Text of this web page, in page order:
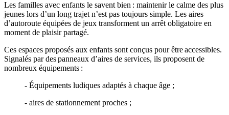
Les familles avec enfants le savent bien : maintenir le calme des plus
jeunes lors d’un long trajet n’est pas toujours simple. Les aires
d’autoroute équipées de jeux transforment un arrêt obligatoire en
moment de plaisir partagé.
Ces espaces proposés aux enfants sont conçus pour être accessibles.
Signalés par des panneaux d’aires de services, ils proposent de
nombreux équipements :
- Équipements ludiques adaptés à chaque âge ;
- aires de stationnement proches ;